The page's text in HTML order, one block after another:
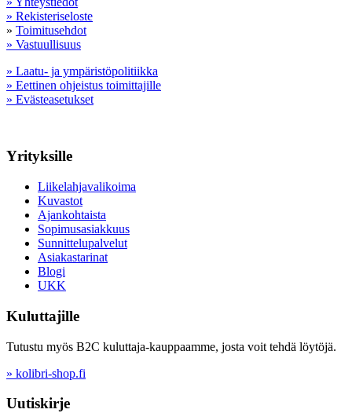
» Rekisteriseloste
» Toimitusehdot
» Vastuullisuus
» Laatu- ja ympäristöpolitiikka
» Eettinen ohjeistus toimittajille
» Evästeasetukset
Yrityksille
Liikelahjavalikoima
Kuvastot
Ajankohtaista
Sopimusasiakkuus
Sunnittelupalvelut
Asiakastarinat
Blogi
UKK
Kuluttajille
Tutustu myös B2C kuluttaja-kauppaamme, josta voit tehdä löytöjä.
» kolibri-shop.fi
Uutiskirje